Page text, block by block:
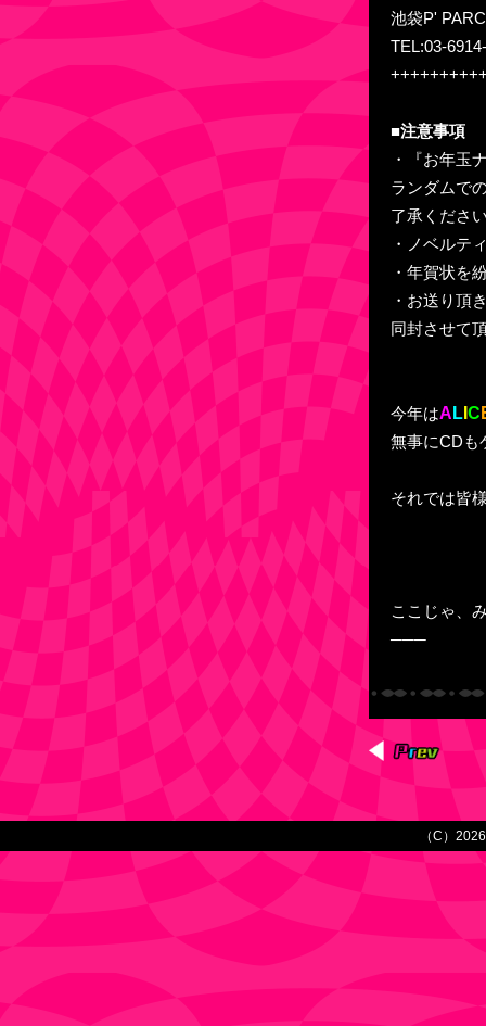
池袋P'
TEL:03-
■注意事項
・『お年玉
ランダムで
了承くださ
・ノベルテ
・年賀状を
・お送り頂
同封させて
今年はALIC
無事にCDも
それでは皆
ここじゃ、
───
（C）